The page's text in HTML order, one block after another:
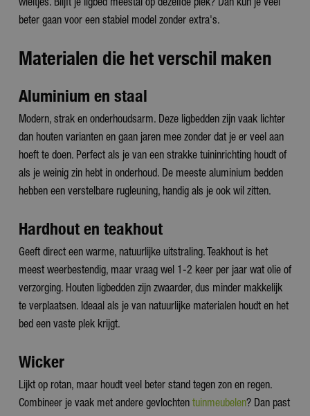
wieltjes. Blijft je ligbed meestal op dezelfde plek? Dan kun je veel
beter gaan voor een stabiel model zonder extra's.
Materialen die het verschil maken
Aluminium en staal
Modern, strak en onderhoudsarm. Deze ligbedden zijn vaak lichter
dan houten varianten en gaan jaren mee zonder dat je er veel aan
hoeft te doen. Perfect als je van een strakke tuininrichting houdt of
als je weinig zin hebt in onderhoud. De meeste aluminium bedden
hebben een verstelbare rugleuning, handig als je ook wil zitten.
Hardhout en teakhout
Geeft direct een warme, natuurlijke uitstraling. Teakhout is het
meest weerbestendig, maar vraag wel 1-2 keer per jaar wat olie of
verzorging. Houten ligbedden zijn zwaarder, dus minder makkelijk
te verplaatsen. Ideaal als je van natuurlijke materialen houdt en het
bed een vaste plek krijgt.
Wicker
Lijkt op rotan, maar houdt veel beter stand tegen zon en regen.
Combineer je vaak met andere gevlochten tuinmeubelen? Dan past